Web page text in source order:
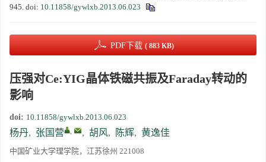
945. doi: 10.11858/gywlxb.2013.06.023
PDF下载 ( 883 KB)
压强对Ce:YIG晶体铁磁共振及Faraday转动的
影响
doi: 10.11858/gywlxb.2013.06.023
杨丹, 张国营 , , 胡风, 陈辉, 黄逸佳
中国矿业大学理学院，江苏徐州 221008